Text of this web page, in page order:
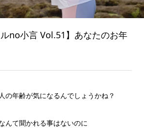
ルno小言 Vol.51】あなたのお年
の年齢が気になるんでしょうかね？
んて聞かれる事はないのに